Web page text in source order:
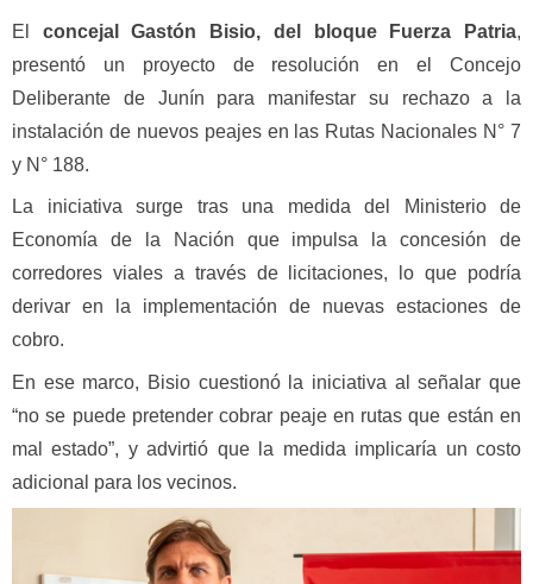
El concejal Gastón Bisio, del bloque Fuerza Patria,
presentó un proyecto de resolución en el Concejo
Deliberante de Junín para manifestar su rechazo a la
instalación de nuevos peajes en las Rutas Nacionales N° 7
y N° 188.
La iniciativa surge tras una medida del Ministerio de
Economía de la Nación que impulsa la concesión de
corredores viales a través de licitaciones, lo que podría
derivar en la implementación de nuevas estaciones de
cobro.
En ese marco, Bisio cuestionó la iniciativa al señalar que
“no se puede pretender cobrar peaje en rutas que están en
mal estado”, y advirtió que la medida implicaría un costo
adicional para los vecinos.